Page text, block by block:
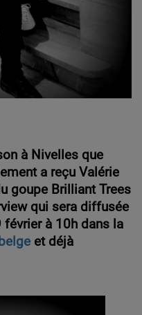
à Nivelles que
a reçu Valérie
goupe Brilliant Trees
qui sera diffusée
février à 10h dans la
et déjà